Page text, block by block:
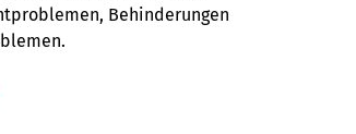
Behinderungen